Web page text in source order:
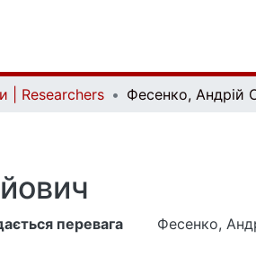
| Researchers
перевага
Фесенко,